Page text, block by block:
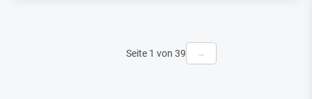
Seite 1 von 39 →